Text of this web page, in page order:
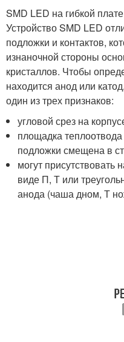
SMD LED на гибкой
Устройство SMD LED
подложки и контактов,
изнаночной стороны
кристаллов. Чтобы
находится анод или
один из трех признаков:
угловой срез на
площадка
подложки смещена в
могут
виде П, Т или
анода (чаша дном, Т